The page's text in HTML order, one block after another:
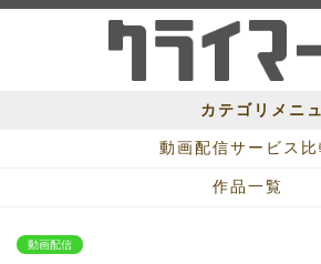
カテゴリメニ
動画配信サービス比
作品一覧
動画配信